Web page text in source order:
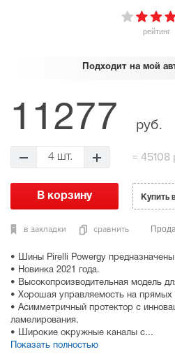
рейтинг
Подходит на мой
• Шины Pirelli Powergy предназначены
• Новинка 2021 года.
• Высокопроизводительная модель
• Хорошая управляемость на прямых
• Асимметричный протектор с
ламелирования.
• Широкие окружные каналы с...
Показать полностью
11277 руб.
4 шт. = 45108
в закладки сравнить
Купить